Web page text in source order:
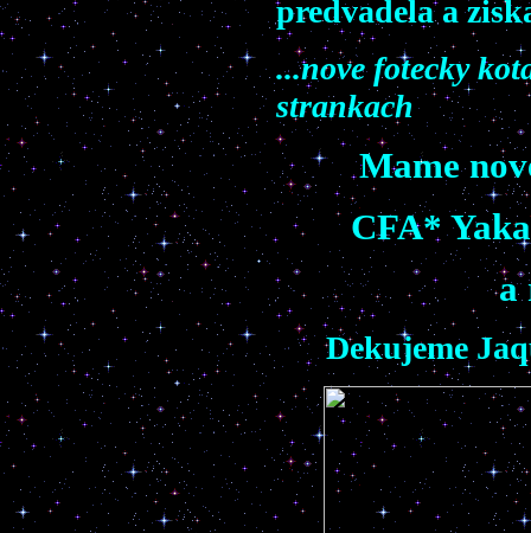
predvadela a
...nove fotecky
strankach
Mame
CFA*
a
Dekujeme